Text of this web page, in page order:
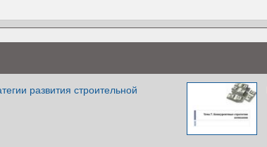
развития строительной